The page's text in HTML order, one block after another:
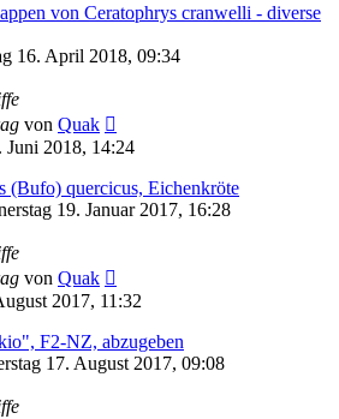
von Ceratophrys cranwelli - diverse
16. April 2018, 09:34
von Quak
Juni 2018, 14:24
(Bufo) quercicus, Eichenkröte
19. Januar 2017, 16:28
von Quak
2017, 11:32
F2-NZ, abzugeben
17. August 2017, 09:08